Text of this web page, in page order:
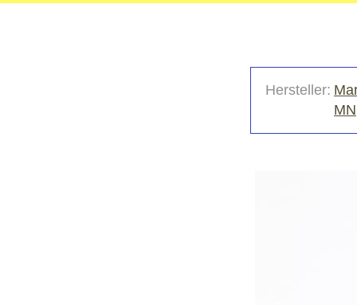
Hersteller:
MN